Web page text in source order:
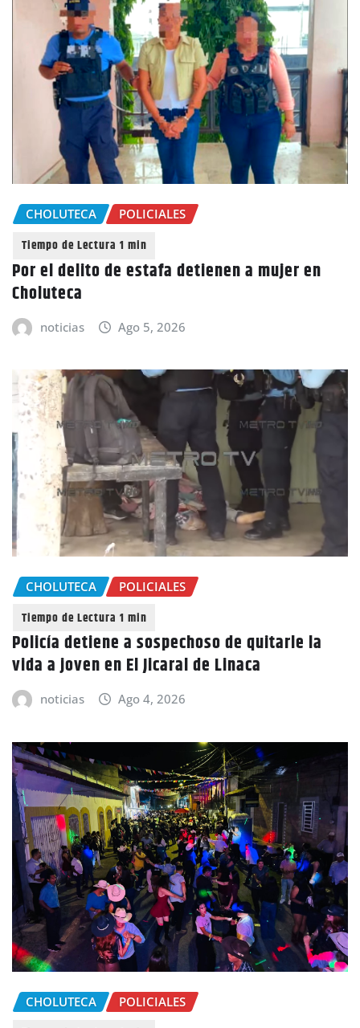
CHOLUTECA POLICIALES
Por el delito de estafa detienen a mujer en
Choluteca
noticias Ago 5, 2026
CHOLUTECA POLICIALES
Policía detiene a sospechoso de quitarle la
vida a joven en El Jicaral de Linaca
noticias Ago 4, 2026
CHOLUTECA POLICIALES